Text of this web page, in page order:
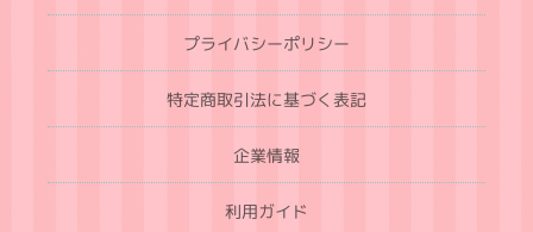
プライバシーポリシー
特定商取引法に基づく表記
企業情報
利用ガイド